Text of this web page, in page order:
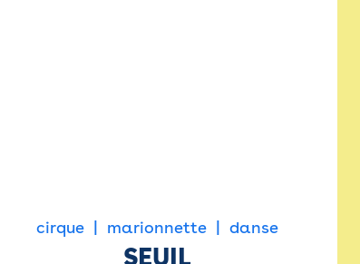
cirque marionnette danse
SEUIL